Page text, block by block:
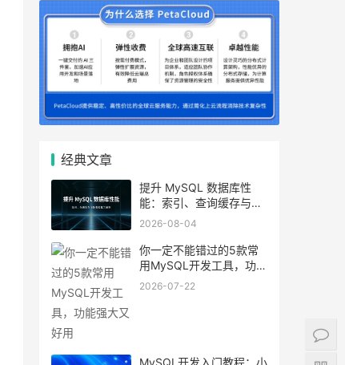
经典文章
提升 MySQL 数据库性
能：索引、查询缓存与参
数优化全解析
2026-08-04
你一定不能错过的5款常
用MySQL开发工具，功能
强大又好用
2026-07-22
MySQL开发入门教程：小